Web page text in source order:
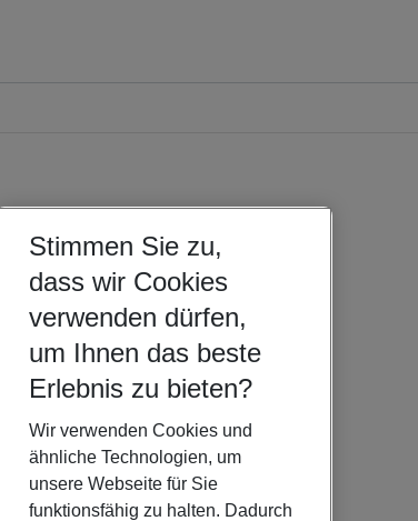
Stimmen Sie zu,
dass wir Cookies
verwenden dürfen,
um Ihnen das beste
Erlebnis zu bieten?
Wir verwenden Cookies und
ähnliche Technologien, um
unsere Webseite für Sie
funktionsfähig zu halten. Dadurch